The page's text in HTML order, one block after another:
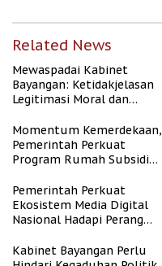
Related News
Mewaspadai Kabinet
Bayangan: Ketidakjelasan
Legitimasi Moral dan
Momentum Kemerdekaan,
Pemerintah Perkuat
Program Rumah Subsidi
Berpenghasilan Rendah
Pemerintah Perkuat
Ekosistem Media Digital
Nasional Hadapi Perang
Kabinet Bayangan Perlu